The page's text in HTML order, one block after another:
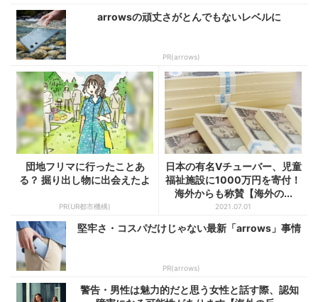
arrowsの頑丈さがとんでもないレベルに
PR(arrows)
団地フリマに行ったことあ
る？ 掘り出し物に出会えたよ
PR(UR都市機構)
日本の有名Vチューバー、児童
福祉施設に1000万円を寄付！
海外からも称賛【海外の...
2021.07.01
堅牢さ・コスパだけじゃない最新「arrows」事情
PR(arrows)
警告・男性は魅力的だと思う女性と話す際、認知